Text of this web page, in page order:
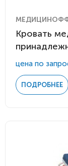
Кровать
цена по
ПОДРОБНЕЕ